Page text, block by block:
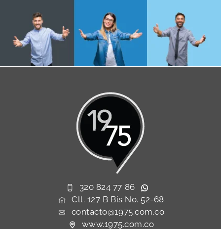
320 824 77 86
Cll. 127 B Bis No. 52-68
contacto@1975.com.co
www.1975.com.co